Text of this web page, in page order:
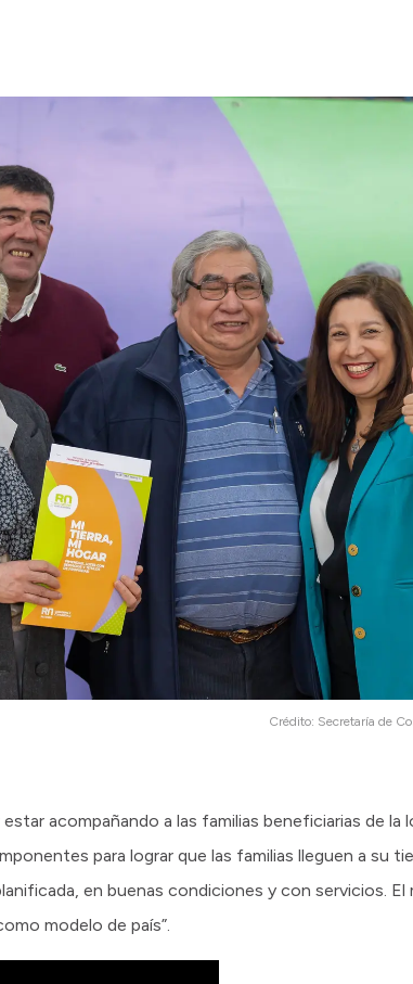
Crédito: Secretaría de
acompañando a las familias beneficiarias de la
para lograr que las familias lleguen a su
en buenas condiciones y con servicios.
modelo de país”.